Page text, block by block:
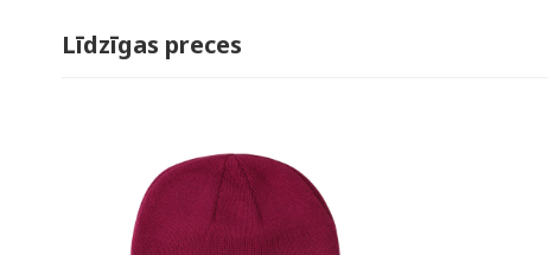
Līdzīgas preces